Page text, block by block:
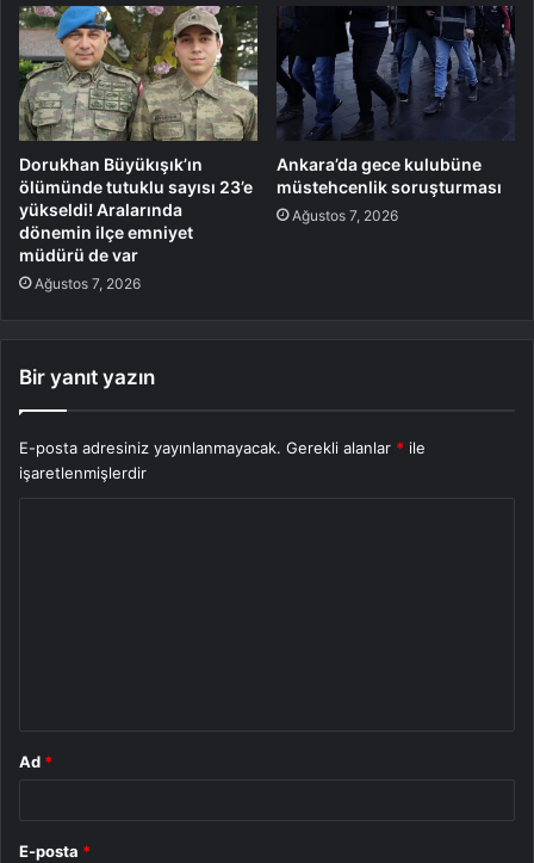
Dorukhan Büyükışık’ın
ölümünde tutuklu sayısı 23’e
yükseldi! Aralarında
dönemin ilçe emniyet
müdürü de var
Ağustos 7, 2026
Ankara’da gece kulubüne
müstehcenlik soruşturması
Ağustos 7, 2026
Bir yanıt yazın
E-posta adresiniz yayınlanmayacak. Gerekli alanlar * ile
işaretlenmişlerdir
Ad *
E-posta *